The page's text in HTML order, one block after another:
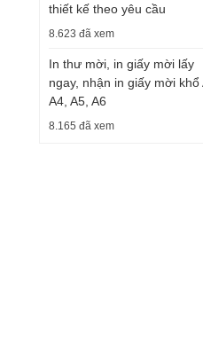
thiết kế theo yêu cầu
8.623 đã xem
In thư mời, in giấy mời lấy
ngay, nhận in giấy mời khổ
A4, A5, A6
8.165 đã xem